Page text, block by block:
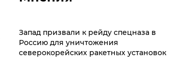
Запад призвали к рейду спецназа в
Россию для уничтожения
северокорейских ракетных установок